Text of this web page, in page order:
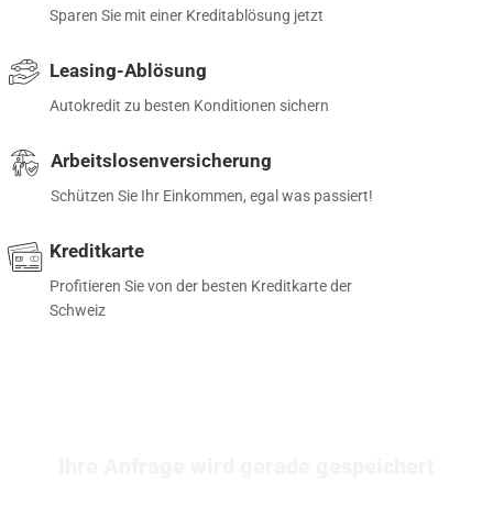
Sparen Sie mit einer Kreditablösung jetzt
Leasing-Ablösung
Autokredit zu besten Konditionen sichern
Arbeitslosenversicherung
Schützen Sie Ihr Einkommen, egal was passiert!
Kreditkarte
Profitieren Sie von der besten Kreditkarte der
Schweiz